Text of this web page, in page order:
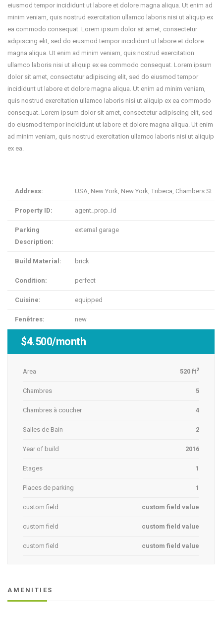
eiusmod tempor incididunt ut labore et dolore magna aliqua. Ut enim ad
minim veniam, quis nostrud exercitation ullamco laboris nisi ut aliquip ex
ea commodo consequat. Lorem ipsum dolor sit amet, consectetur
adipiscing elit, sed do eiusmod tempor incididunt ut labore et dolore
magna aliqua. Ut enim ad minim veniam, quis nostrud exercitation
ullamco laboris nisi ut aliquip ex ea commodo consequat. Lorem ipsum
dolor sit amet, consectetur adipiscing elit, sed do eiusmod tempor
incididunt ut labore et dolore magna aliqua. Ut enim ad minim veniam,
quis nostrud exercitation ullamco laboris nisi ut aliquip ex ea commodo
consequat. Lorem ipsum dolor sit amet, consectetur adipiscing elit, sed
do eiusmod tempor incididunt ut labore et dolore magna aliqua. Ut enim
ad minim veniam, quis nostrud exercitation ullamco laboris nisi ut aliquip
ex ea.
Address: USA, New York, New York, Tribeca, Chambers St
Property ID: agent_prop_id
Parking
Description:
external garage
Build Material: brick
Condition: perfect
Cuisine: equipped
Fenêtres: new
$4.500/month
Area 520 ft2
Chambres 5
Chambres à coucher 4
Salles de Bain 2
Year of build 2016
Etages 1
Places de parking 1
custom field custom field value
custom field custom field value
custom field custom field value
AMENITIES